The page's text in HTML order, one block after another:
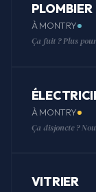
PLOMBIER
À MONTRY
Ça fuit ? Plus
À MONTRY
Ça disjoncte ?
VITRIER